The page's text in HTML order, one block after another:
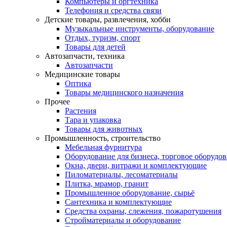
Телефония и средства связи
Детские товары, развлечения, хобби
Музыкальные инструменты, оборудование
Отдых, туризм, спорт
Товары для детей
Автозапчасти, техника
Автозапчасти
Медицинские товары
Оптика
Товары медицинского назначения
Прочее
Растения
Тара и упаковка
Товары для животных
Промышленность, строительство
Мебельная фурнитура
Оборудование для бизнеса, торговое
Окна, двери, витражи и комплектующие
Пиломатериалы, лесоматериалы
Плитка, мрамор, гранит
Промышленное оборудование, сырьё
Сантехника и комплектующие
Средства охраны, слежения, пожаротушения
Стройматериалы и оборудование